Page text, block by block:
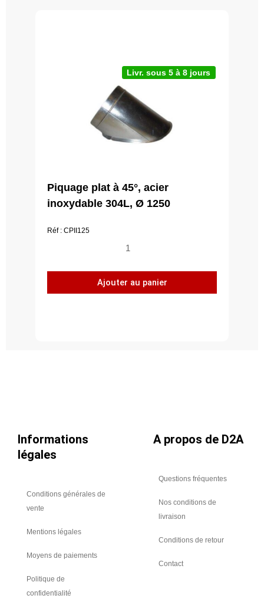
Livr. sous 5 à 8 jours
Piquage plat à 45°, acier
inoxydable 304L, Ø 1250
Réf : CPII125
quantité
Piquage
plat
Ajouter au panier
Informations
légales
Conditions générales de
vente
Mentions légales
Moyens de paiements
Politique de
confidentialité
A propos de D2A
Questions fréquentes
Nos conditions de
livraison
Conditions de retour
Contact